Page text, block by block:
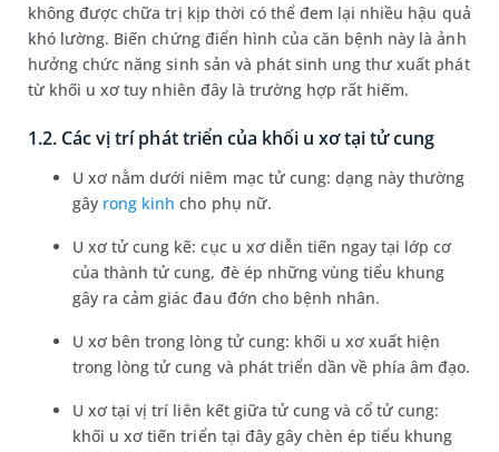
không được chữa trị kịp thời có thể đem lại nhiều hậu quả
khó lường. Biến chứng điển hình của căn bệnh này là ảnh
hưởng chức năng sinh sản và phát sinh ung thư xuất phát
từ khối u xơ tuy nhiên đây là trường hợp rất hiếm.
1.2. Các vị trí phát triển của khối u xơ tại tử cung
U xơ nằm dưới niêm mạc tử cung: dạng này thường
gây rong kinh cho phụ nữ.
U xơ tử cung kẽ: cục u xơ diễn tiến ngay tại lớp cơ
của thành tử cung, đè ép những vùng tiểu khung
gây ra cảm giác đau đớn cho bệnh nhân.
U xơ bên trong lòng tử cung: khối u xơ xuất hiện
trong lòng tử cung và phát triển dần về phía âm đạo.
U xơ tại vị trí liên kết giữa tử cung và cổ tử cung:
khối u xơ tiến triển tại đây gây chèn ép tiểu khung